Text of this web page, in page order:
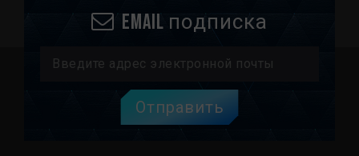
Email подписка
Отправить